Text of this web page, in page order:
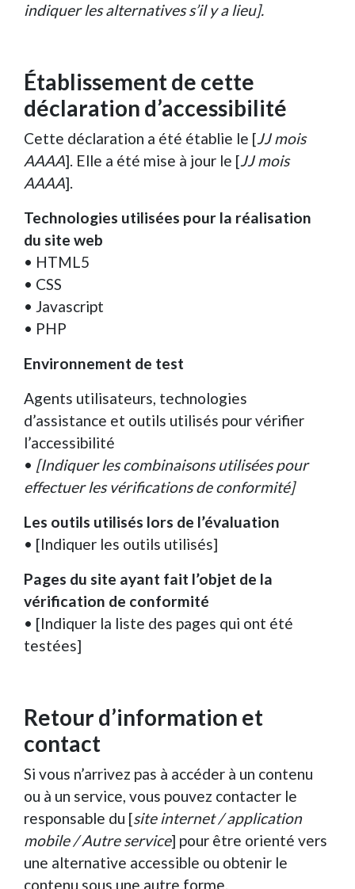
indiquer les alternatives s’il y a lieu].
Établissement de cette
déclaration d’accessibilité
Cette déclaration a été établie le [JJ mois
AAAA]. Elle a été mise à jour le [JJ mois
AAAA].
Technologies utilisées pour la réalisation
du site web
• HTML5
• CSS
• Javascript
• PHP
Environnement de test
Agents utilisateurs, technologies
d’assistance et outils utilisés pour vérifier
l’accessibilité
• [Indiquer les combinaisons utilisées pour
effectuer les vérifications de conformité]
Les outils utilisés lors de l’évaluation
• [Indiquer les outils utilisés]
Pages du site ayant fait l’objet de la
vérification de conformité
• [Indiquer la liste des pages qui ont été
testées]
Retour d’information et
contact
Si vous n’arrivez pas à accéder à un contenu
ou à un service, vous pouvez contacter le
responsable du [site internet / application
mobile / Autre service] pour être orienté vers
une alternative accessible ou obtenir le
contenu sous une autre forme.